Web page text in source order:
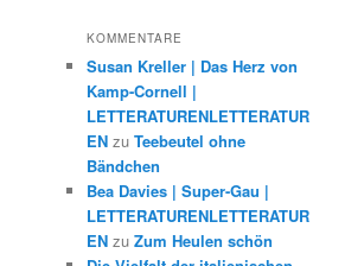
KOMMENTARE
Susan Kreller | Das Herz von
Kamp-Cornell |
LETTERATURENLETTERATUR
EN zu Teebeutel ohne
Bändchen
Bea Davies | Super-Gau |
LETTERATURENLETTERATUR
EN zu Zum Heulen schön